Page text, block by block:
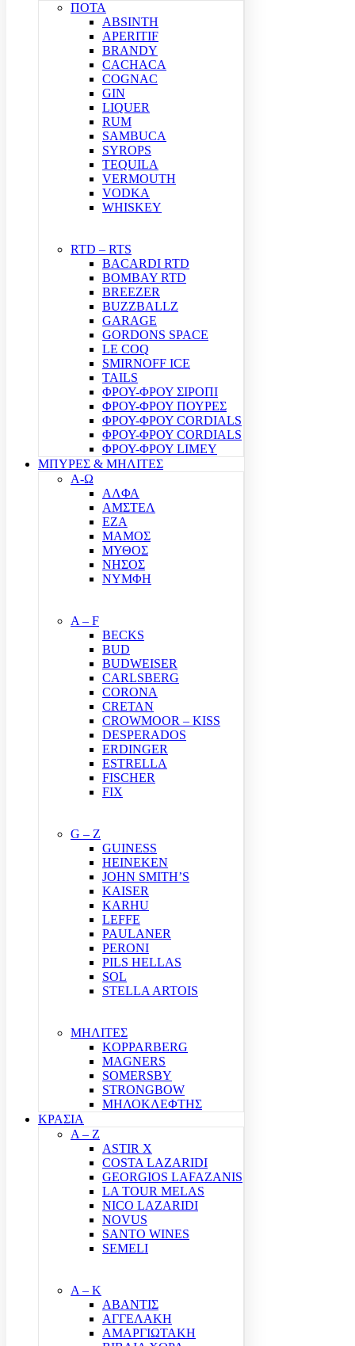
ΠΟΤΑ
ABSINTH
APERITIF
BRANDY
CACHACA
COGNAC
GIN
LIQUER
RUM
SAMBUCA
SYROPS
TEQUILA
VERMOUTH
VODKA
WHISKEY
RTD – RTS
BACARDI RTD
BOMBAY RTD
BREEZER
BUZZBALLZ
GARAGE
GORDONS SPACE
LE COQ
SMIRNOFF ICE
TAILS
ΦΡΟΥ-ΦΡΟΥ ΣΙΡΟΠΙ
ΦΡΟΥ-ΦΡΟΥ ΠΟΥΡΕΣ
ΦΡΟΥ-ΦΡΟΥ CORDIALS
ΦΡΟΥ-ΦΡΟΥ CORDIALS
ΦΡΟΥ-ΦΡΟΥ LIMEY
ΜΠΥΡΕΣ & ΜΗΛΙΤΕΣ
Α-Ω
ΑΛΦΑ
ΑΜΣΤΕΛ
ΕΖΑ
ΜΑΜΟΣ
ΜΥΘΟΣ
ΝΗΣΟΣ
ΝΥΜΦΗ
A – F
BECKS
BUD
BUDWEISER
CARLSBERG
CORONA
CRETAN
CROWMOOR – KISS
DESPERADOS
ERDINGER
ESTRELLA
FISCHER
FIX
G – Z
GUINESS
HEINEKEN
JOHN SMITH’S
KAISER
KARHU
LEFFE
PAULANER
PERONI
PILS HELLAS
SOL
STELLA ARTOIS
ΜΗΛΙΤΕΣ
KOPPARBERG
MAGNERS
SOMERSBY
STRONGBOW
ΜΗΛΟΚΛΕΦΤΗΣ
ΚΡΑΣΙΑ
A – Z
ASTIR X
COSTA LAZARIDI
GEORGIOS LAFAZANIS
LA TOUR MELAS
NICO LAZARIDI
NOVUS
SANTO WINES
SEMELI
Α – Κ
ΑΒΑΝΤΙΣ
ΑΓΓΕΛΑΚΗ
ΑΜΑΡΓΙΩΤΑΚΗ